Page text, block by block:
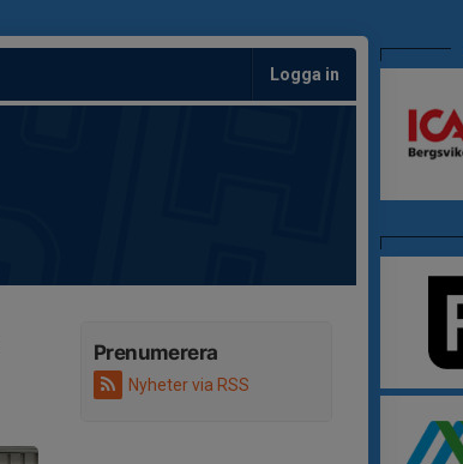
Logga in
Prenumerera
Nyheter via RSS